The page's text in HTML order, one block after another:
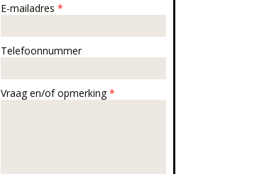
E-mailadres *
Telefoonnummer
Vraag en/of opmerking*